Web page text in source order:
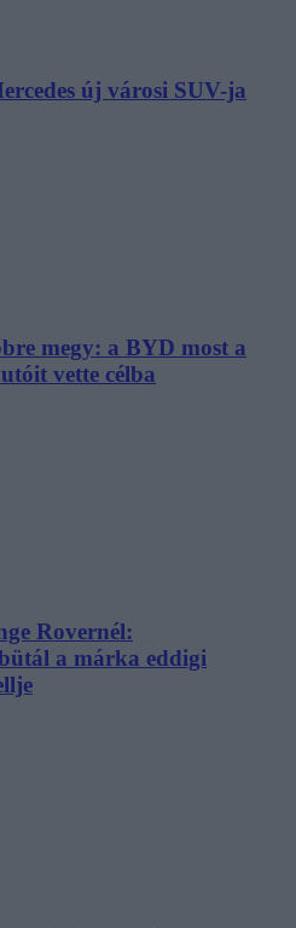
új városi SUV-ja
megy: a BYD most a
vette célba
Rovernél:
a márka eddigi